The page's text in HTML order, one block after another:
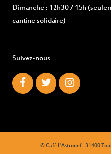
Dimanche : 12h30 / 15h
cantine solidaire)
Suivez-nous
© Café L'Astronef - 31400